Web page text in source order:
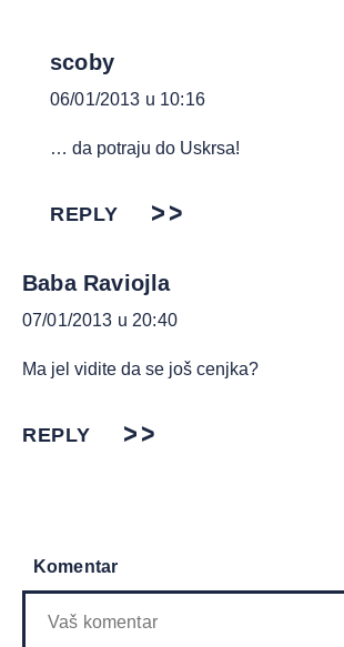
scoby
06/01/2013 u 10:16
… da potraju do Uskrsa!
REPLY
Baba Raviojla
07/01/2013 u 20:40
Ma jel vidite da se još cenjka?
REPLY
Komentar